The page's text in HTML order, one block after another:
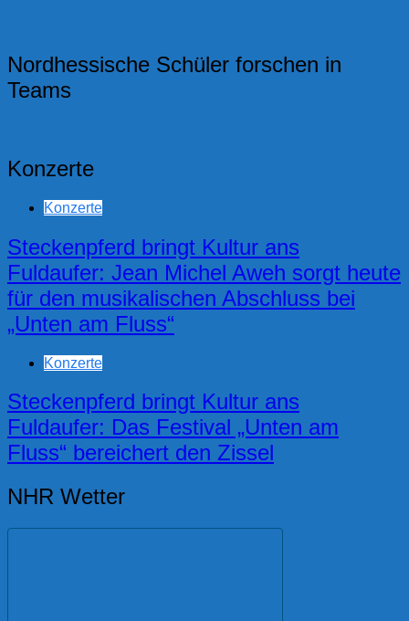
Nordhessische Schüler forschen in
Teams
Konzerte
Konzerte
Steckenpferd bringt Kultur ans
Fuldaufer: Jean Michel Aweh sorgt heute
für den musikalischen Abschluss bei
„Unten am Fluss“
Konzerte
Steckenpferd bringt Kultur ans
Fuldaufer: Das Festival „Unten am
Fluss“ bereichert den Zissel
NHR Wetter